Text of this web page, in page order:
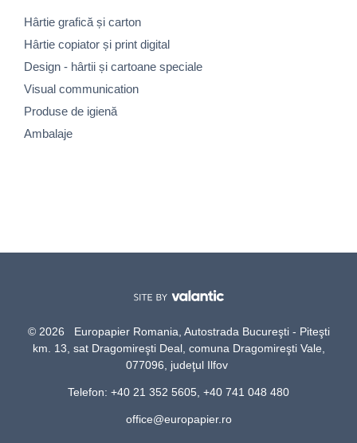
Hârtie grafică și carton
Hârtie copiator și print digital
Design - hârtii și cartoane speciale
Visual communication
Produse de igienă
Ambalaje
© 2026 Europapier Romania, Autostrada Bucureşti - Piteşti
km. 13, sat Dragomireşti Deal, comuna Dragomireşti Vale,
077096, judeţul Ilfov
Telefon: +40 21 352 5605, +40 741 048 480
office@europapier.ro